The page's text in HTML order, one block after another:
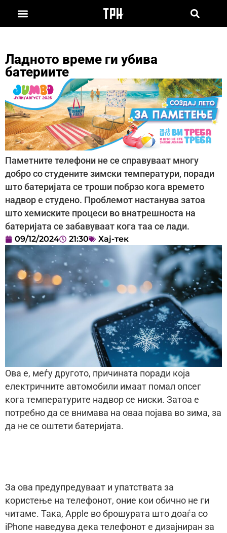
Ладното време ги убива
батериите
Паметните телефони не се справуваат многу
добро со студените зимски температури, поради
што батеријата се троши побрзо кога времето
надвор е студено. Проблемот настанува затоа
што хемиските процеси во внатрешноста на
батеријата се забавуваат кога таа се лади.
09/12/2024 21:30 Хај-тек
Ова е, меѓу другото, причината поради која
електричните автомобили имаат помал опсег
кога температурите надвор се ниски. Затоа е
потребно да се внимава на оваа појава во зима, за
да не се оштети батеријата.
За ова предупредуваат и упатствата за
користење на телефонот, оние кои обично не ги
читаме. Така, Apple во брошурата што доаѓа со
iPhone наведува дека телефонот е дизајниран за